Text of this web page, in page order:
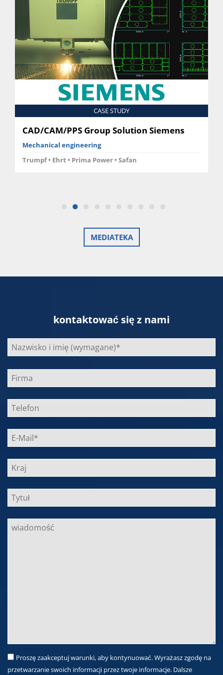
CASE STUDY
CAD/CAM/PPS Group Solution Siemens
Mechanical engineering
Trumpf • Ehrt • Prima Power • Safan
MEDIATEKA
kontaktować się z nami
Bitte
lasse
dieses
Feld
leer.
Proszę zaakceptuj warunki, aby kontynuować. Wyrażasz zgodę na
przetwarzanie swoich informacji przez twoje informacje. Dalsze